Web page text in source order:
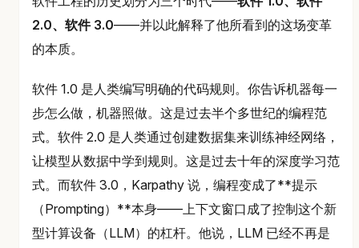
2.0、软件 3.0——并以此解释了他所看到的这场变革
的本质。
软件 1.0 是人类编写明确的代码规则。你告诉机器每一
步怎么做，机器照做。这是过去半个多世纪的编程范
式。软件 2.0 是人类通过创建数据集来训练神经网络，
让模型从数据中学到规则。这是过去十年的深度学习范
式。而软件 3.0，Karpathy 说，编程变成了**提示
（Prompting）**本身——上下文窗口成了控制这个新
型计算设备（LLM）的杠杆。他说，LLM 已经不再是